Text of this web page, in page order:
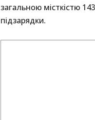
загальною місткістю
підзарядки.